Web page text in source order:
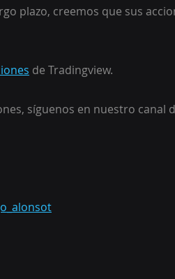
plazo, creemos que sus
de Tradingview.
síguenos en nuestro canal